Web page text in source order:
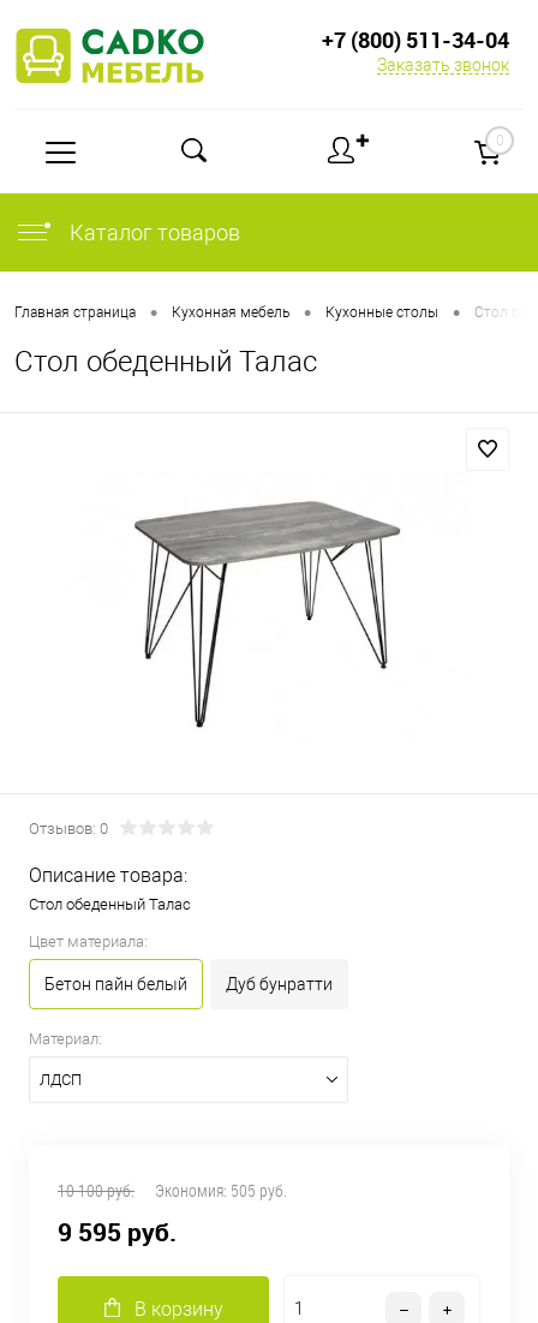
+7 (800) 511-34-04
Заказать звонок
✚ 0
Каталог товаров
Главная страница • Кухонная мебель • Кухонные столы • Стол
Стол обеденный Талас
Отзывов: 0
Описание товара:
Стол обеденный Талас
Цвет материала:
Бетон пайн белый Дуб бунратти
Материал:
ЛДСП
10 100 руб. Экономия: 505 руб.
9 595 руб.
В корзину